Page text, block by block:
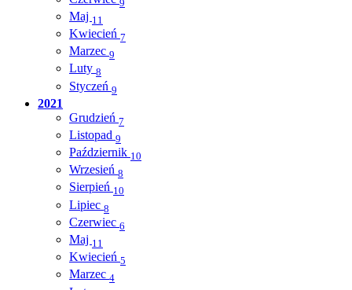
9
Maj 11
Kwiecień 7
Marzec 9
Luty 8
Styczeń 9
2021
Grudzień 7
Listopad 9
Październik 10
Wrzesień 8
Sierpień 10
Lipiec 8
Czerwiec 6
Maj 11
Kwiecień 5
Marzec 4